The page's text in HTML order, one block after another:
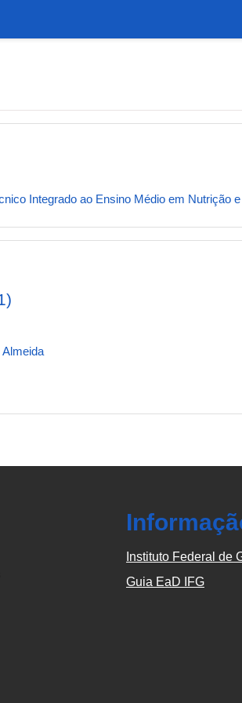
Integrado ao Ensino Médio em Nutrição
Almeida
Instituto Federal de
Guia EaD IFG